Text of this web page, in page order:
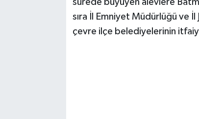
sürede büyüyen alevlere
sıra İl Emniyet Müdürlüğü ve İl
çevre ilçe belediyelerinin